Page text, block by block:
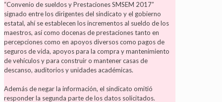
“Convenio de sueldos y Prestaciones SMSEM 2017”
signado entre los dirigentes del sindicato y el gobierno
estatal, ahí se establecen los incrementos al sueldo de los
maestros, así como docenas de prestaciones tanto en
percepciones como en apoyos diversos como pagos de
seguros de vida, apoyos para la compra y mantenimiento
de vehículos y para construir o mantener casas de
descanso, auditorios y unidades académicas.
Además de negar la información, el sindicato omitió
responder la segunda parte de los datos solicitados.